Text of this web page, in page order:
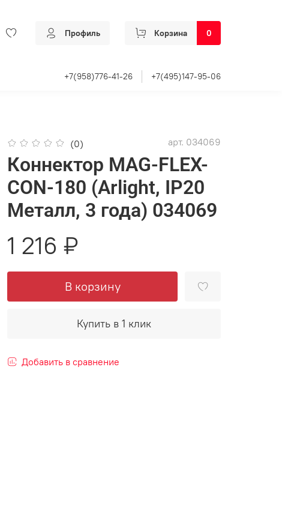
Профиль Корзина 0
+7(958)776-41-26 +7(495)147-95-06
(0) арт. 034069
Коннектор MAG-FLEX-
CON-180 (Arlight, IP20
Металл, 3 года) 034069
1 216 ₽
В корзину
Купить в 1 клик
Добавить в сравнение